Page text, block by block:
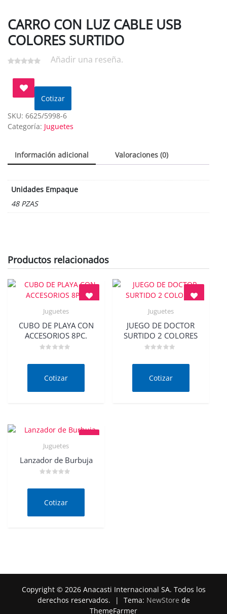
CARRO CON LUZ CABLE USB
COLORES SURTIDO
Añadir una reseña.
Cotizar
SKU: 6625/5998-6
Categoría: Juguetes
Información adicional Valoraciones (0)
Unidades Empaque
48 PZAS
Productos relacionados
Juguetes
CUBO DE PLAYA CON
ACCESORIOS 8PC.
deCotizar
Juguetes
JUEGO DE DOCTOR
SURTIDO 2 COLORES
deCotizar
Juguetes
Lanzador de Burbuja
deCotizar
Copyright © 2026 Anacasti Internacional SA. Todos los
derechos reservados.
| Tema: NewStore de
ThemeFarmer